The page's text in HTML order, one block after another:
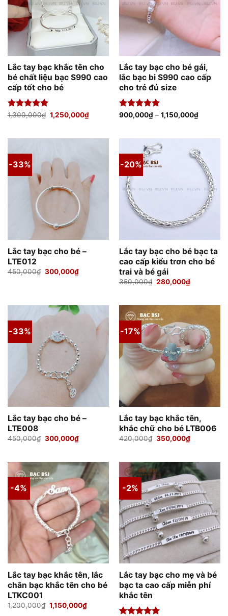
Lắc tay bạc khắc tên cho
bé chất liệu bạc S990 cao
cấp tốt cho bé
Được xếp
1,300,000₫ Giá
gốc
1,250,000₫Giá
hiện
1,250,000₫.
Lắc tay bạc cho bé gái,
lắc bạc bi S990 cao cấp
cho trẻ đủ size
Được xếp
900,000₫– 1,150,000₫
-33%
Lắc tay bạc cho bé –
LTE012
450,000₫ Giá
300,000₫Giá
hiện
-20%
Lắc tay bạc cho bé bạc ta
cao cấp kiểu trơn cho bé
trai và bé gái
350,000₫ Giá
280,000₫Giá
hiện
280,000₫.
-33%
Lắc tay bạc cho bé –
LTE008
450,000₫ Giá
300,000₫Giá
hiện
300,000₫.
-17%
Lắc tay bạc khắc tên,
khắc chữ cho bé LTB006
420,000₫ Giá
350,000₫Giá
hiện
350,000₫.
-4%
Lắc tay bạc khắc tên, lắc
chân bạc khắc tên cho bé
LTKC001
1,200,000₫ Giá
gốc
1,150,000₫Giá
hiện
-2%
Lắc tay bạc cho mẹ và bé
bạc ta cao cấp miễn phí
khắc tên